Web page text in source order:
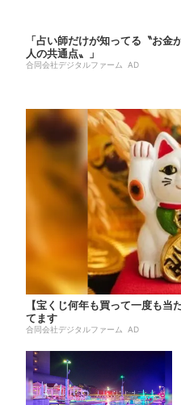
「占い師だけが知ってる〝お金
人の共通点〟」
合同会社デジタルファーム AD
【宝くじ何年も買って一度も
てます
合同会社デジタルファーム AD